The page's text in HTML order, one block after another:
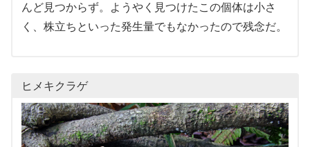
んど見つからず。ようやく見つけたこの個体は小さ
く、株立ちといった発生量でもなかったので残念だ。
ヒメキクラゲ